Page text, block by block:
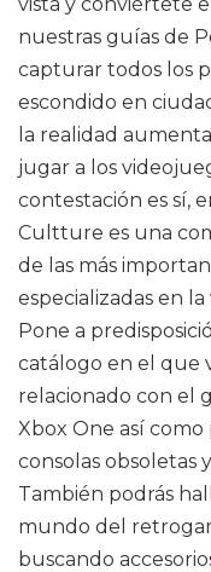
nuestras guías de
capturar todos los
escondido en
la realidad
jugar a los
contestación es sí,
Cultture es una
de las más
especializadas en
Pone a
catálogo en el que
relacionado con el
Xbox One así
consolas obsoletas
También podrás
mundo del
buscando